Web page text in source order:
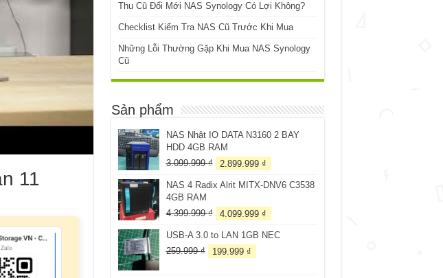
11
Thu Cũ Đổi Mới NAS Synology Có Lợi Không?
Checklist Kiểm Tra NAS Cũ Trước Khi Mua
Những Lỗi Thường Gặp Khi Mua NAS Synology
Cũ
Sản phẩm
NAS Nhật IO DATA N3160 2 BAY
HDD 4GB RAM
3.099.999₫
Giá
là:
2.899.999 ₫
tại
NAS 4 Radix Alrit MITX-DNV6 C3538
4GB RAM
4.399.999₫
Giá
là:
4.399.999 ₫.
4.099.999 ₫
tại
USB-A 3.0 to LAN 1GB NEC
259.999₫
Giá
199.999 ₫